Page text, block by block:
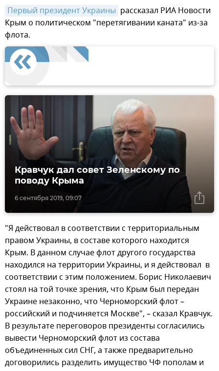
Первый президент Украины рассказал РИА Новости
Крым о политическом "перетягивании каната" из-за
флота.
6 сентября 2019, 09:07
Кравчук дал совет Зеленскому по
поводу Крыма
"Я действовал в соответствии с территориальным
правом Украины, в составе которого находится
Крым. В данном случае флот другого государства
находился на территории Украины, и я действовал в
соответствии с этим положением. Борис Николаевич
стоял на той точке зрения, что Крым был передан
Украине незаконно, что Черноморский флот –
российский и подчиняется Москве", – сказал Кравчук.
В результате переговоров президенты согласились
вывести Черноморский флот из состава
объединенных сил СНГ, а также предварительно
договорились разделить имущество ЧФ пополам и